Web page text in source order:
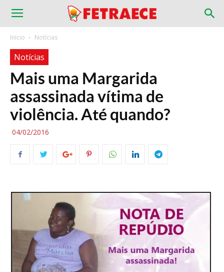
Início Notícias
Notícias
Mais uma Margarida
assassinada vítima de
violência. Até quando?
04/02/2016